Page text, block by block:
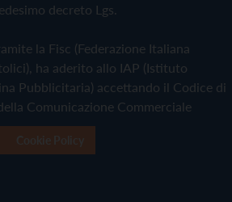
decreto Lgs.
la Fisc (Federazione Italiana
ha aderito allo IAP (Istituto
Pubblicitaria) accettando il Codice di
Comunicazione Commerciale